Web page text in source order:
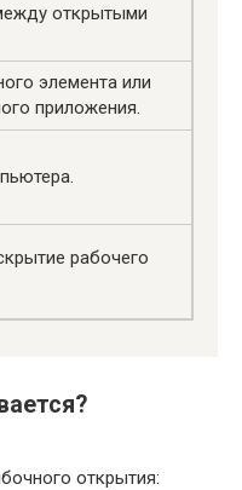
открытыми
элемента или
приложения.
рабочего
открытия: